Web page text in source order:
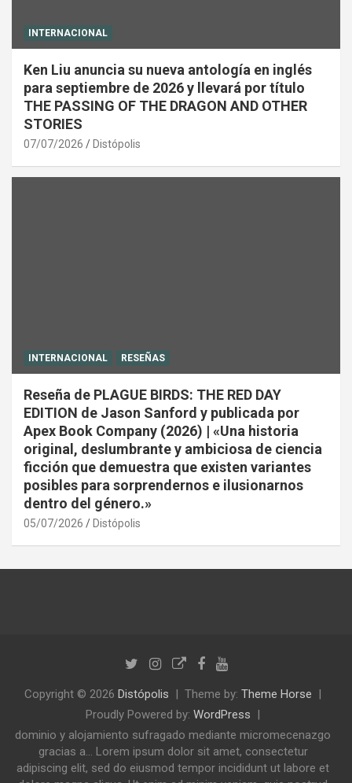
INTERNACIONAL
Ken Liu anuncia su nueva antología en inglés
para septiembre de 2026 y llevará por título
THE PASSING OF THE DRAGON AND OTHER
STORIES
07/07/2026 Distópolis
INTERNACIONAL RESEÑAS
Reseña de PLAGUE BIRDS: THE RED DAY
EDITION de Jason Sanford y publicada por
Apex Book Company (2026) | «Una historia
original, deslumbrante y ambiciosa de ciencia
ficción que demuestra que existen variantes
posibles para sorprendernos e ilusionarnos
dentro del género.»
05/07/2026 Distópolis
Copyright © 2026 Distópolis Theme by: Theme Horse
Proudly Powered by: WordPress
dominio y alojamiento sufragado mediante micromecenazgo
gracias a... Lorem ipsum dolor sit amet, consectetur
adipiscing elit, sed do eiusmod tempor incididunt ut labore et